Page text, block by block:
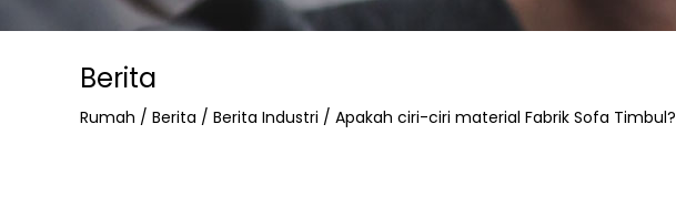
Berita
Rumah / Berita / Berita Industri / Apakah ciri-ciri material Fabrik Sofa Timbul?